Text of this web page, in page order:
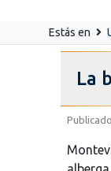
Estás en
La